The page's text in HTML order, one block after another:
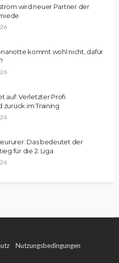
wird neuer Partner der
kommt wohl nicht, dafür
auf: Verletzter Profi
zurück im Training
Das bedeutet der
für die 2. Liga
Nutzungsbedingungen